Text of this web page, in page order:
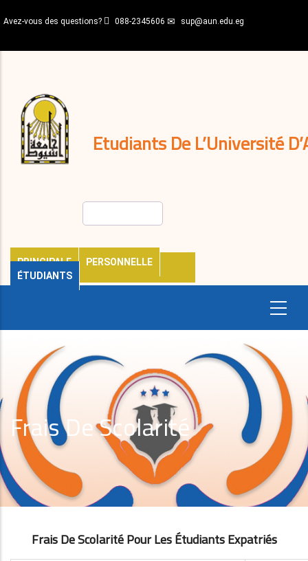
au
principal
Avez-vous des questions? 088-2345606 sup@aun.edu.eg
Etudiants De L’Université
PRINCIPALE
PERSONNELLE
ÉTUDIANTS
décisions
Expatriés
Journal
Frais De Scolarité
Frais De Scolarité Pour Les Étudiants ExpatriÉS